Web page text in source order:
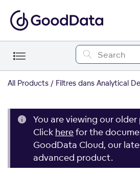
All Products Filtres dans Analytical
You are viewing our
Click herefor the
GoodData Cloud, our
advanced product.